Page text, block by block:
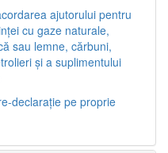
ajutorului pentru
cu gaze naturale,
sau lemne, cărbuni,
și a suplimentului
declarație pe proprie